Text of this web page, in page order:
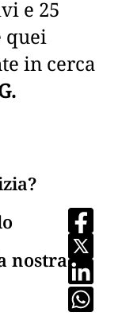
e 25
quei
in cerca
nostra